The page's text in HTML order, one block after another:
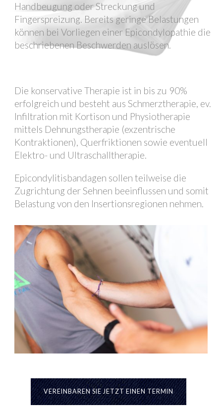
Handbeugung oder Streckung und
Fingerspreizung. Bereits geringe Belastungen
können bei Vorliegen einer Epicondylopathie die
beschriebenen Beschwerden auslösen.
Die konservative Therapie ist in bis zu 90%
erfolgreich und besteht aus Schmerztherapie, ev.
Infiltration mit Kortison und Physiotherapie
mittels Dehnungstherapie (exzentrische
Kontraktionen), Querfriktionen sowie eventuell
Elektro- und Ultraschalltherapie.
Epicondylitisbandagen sollen teilweise die
Zugrichtung der Sehnen beeinflussen und somit
Belastung von den Insertionsregionen nehmen.
VEREINBAREN SIE JETZT EINEN TERMIN